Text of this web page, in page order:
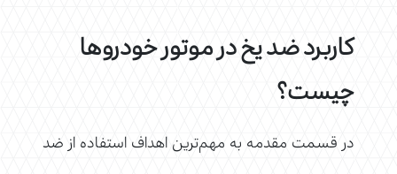
کاربرد ضد یخ در موتور خودروها
چیست؟
در قسمت مقدمه به مهم‌ترین اهداف استفاده از ضد